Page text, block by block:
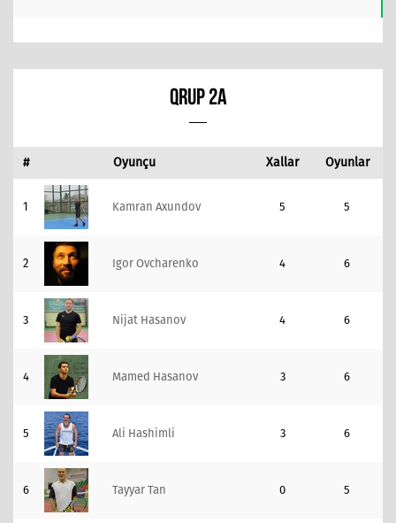
QRUP 2A
# Oyunçu Xallar Oyunlar
1 Kamran Axundov 5 5
2 Igor Ovcharenko 4 6
3 Nijat Hasanov 4 6
4 Mamed Hasanov 3 6
5 Ali Hashimli 3 6
6 Tayyar Tan 0 5